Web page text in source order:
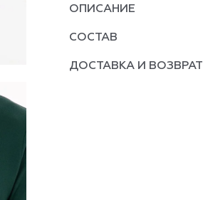
ОПИСАНИЕ
СОСТАВ
ДОСТАВКА И ВОЗВРАТ